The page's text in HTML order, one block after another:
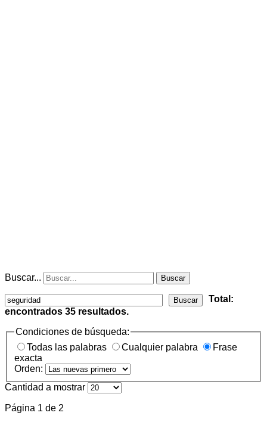
Buscar... Buscar
Buscar
Total:
encontrados 35 resultados.
Condiciones de búsqueda:
Todas las palabras
Cualquier palabra
Frase
exacta
Orden:
Cantidad a mostrar
Página 1 de 2